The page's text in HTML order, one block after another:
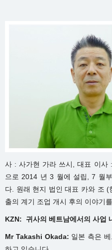
사 : 사가현 가라 쓰시, 대표 이사
으로 2014 년 3 월에 설립, 7 월
다. 원래 현지 법인 대표 카와 조
출의 계기 조업 개시 후의 이야기
KZN: 귀사의 베트남에서의 사업
Mr Takashi Okada: 일본 측은